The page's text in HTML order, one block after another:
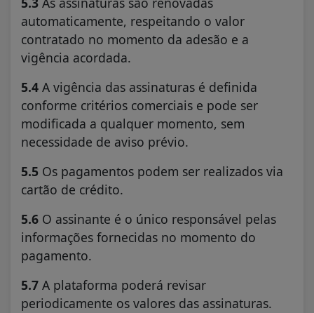
automaticamente, respeitando o valor
contratado no momento da adesão e a
vigência acordada.
5.4 A vigência das assinaturas é definida
conforme critérios comerciais e pode ser
modificada a qualquer momento, sem
necessidade de aviso prévio.
5.5 Os pagamentos podem ser realizados via
cartão de crédito.
5.6 O assinante é o único responsável pelas
informações fornecidas no momento do
pagamento.
5.7 A plataforma poderá revisar
periodicamente os valores das assinaturas.